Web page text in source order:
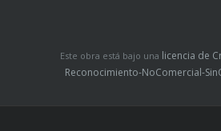
Este obra está bajo una licencia de
Reconocimiento-NoComercial-